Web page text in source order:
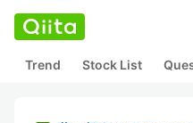
Trend Stock List